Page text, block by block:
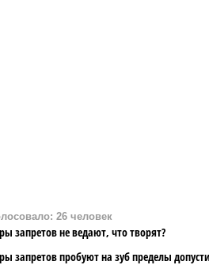
26 человек
запретов не ведают, что творят?
запретов пробуют на зуб пределы